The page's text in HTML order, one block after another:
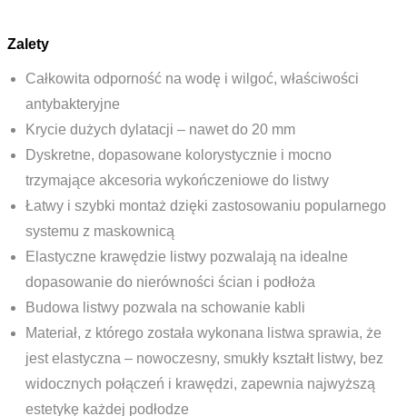
Zalety
Całkowita odporność na wodę i wilgoć, właściwości
antybakteryjne
Krycie dużych dylatacji – nawet do 20 mm
Dyskretne, dopasowane kolorystycznie i mocno
trzymające akcesoria wykończeniowe do listwy
Łatwy i szybki montaż dzięki zastosowaniu popularnego
systemu z maskownicą
Elastyczne krawędzie listwy pozwalają na idealne
dopasowanie do nierówności ścian i podłoża
Budowa listwy pozwala na schowanie kabli
Materiał, z którego została wykonana listwa sprawia, że
jest elastyczna – nowoczesny, smukły kształt listwy, bez
widocznych połączeń i krawędzi, zapewnia najwyższą
estetykę każdej podłodze